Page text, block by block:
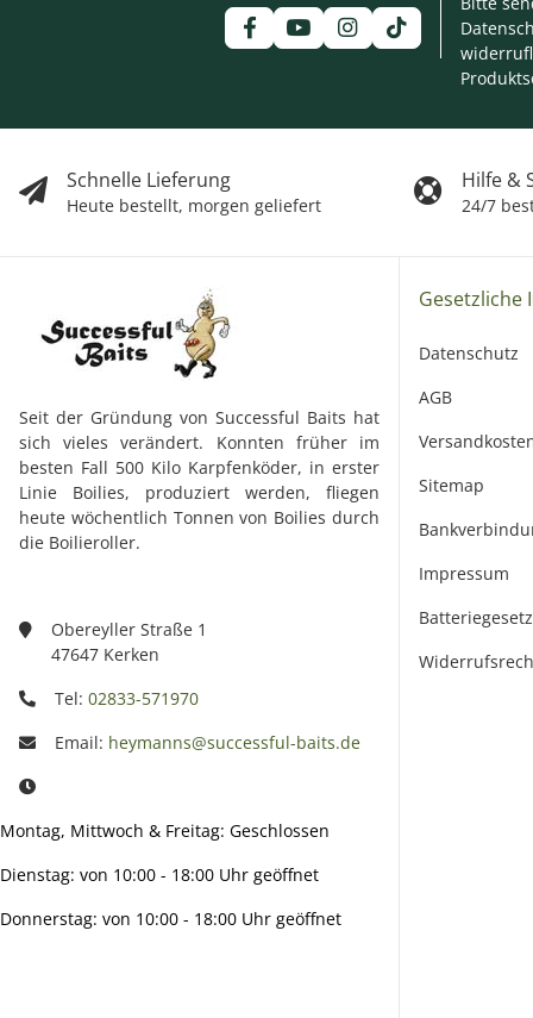
Schnelle Lieferung
Heute bestellt, morgen geliefert
Hilfe &
24/7
Seit der Gründung von Successful Baits hat
sich vieles verändert. Konnten früher im
besten Fall 500 Kilo Karpfenköder, in erster
Linie Boilies, produziert werden, fliegen
heute wöchentlich Tonnen von Boilies durch
die Boilieroller.
Obereyller Straße 1
47647 Kerken
Tel: 02833-571970
Email: heymanns@successful-baits.de
Montag, Mittwoch & Freitag: Geschlossen
Dienstag: von 10:00 - 18:00 Uhr geöffnet
Donnerstag: von 10:00 - 18:00 Uhr geöffnet
Gesetzliche
Datenschutz
AGB
Sitemap
Impressum